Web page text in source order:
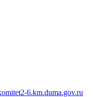
6.km.duma.gov.ru